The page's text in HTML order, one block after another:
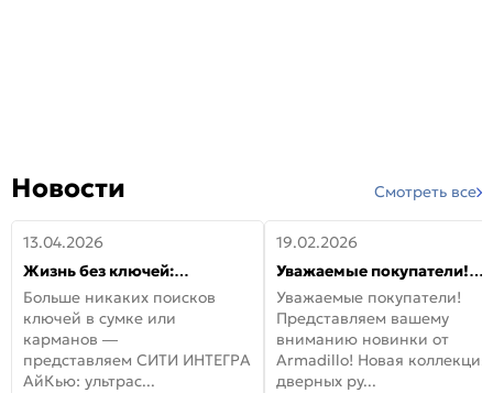
Новости Смотреть все
13.04.2026
Жизнь без ключей:
встречайте новую дверь
СИТИ ИНТЕГРА АйКью!
Больше никаких поисков
ключей в сумке или
карманов —
представляем СИТИ ИНТЕГРА
АйКью: ультрас...
19.02.2026
Уважаемые покупатели!
Представляем вашему
вниманию новинки от
Armadillo!
Уважаемые покупатели!
Представляем вашему
вниманию новинки от
Armadillo! Новая коллекция
дверных ру...